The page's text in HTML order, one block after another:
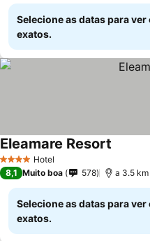
Selecione as datas para
exatos.
4 EstrelasHotel
Eleamare Resort
8,1 Muito boa 578 a 3.5
Selecione as datas para
exatos.